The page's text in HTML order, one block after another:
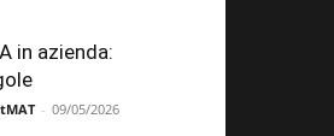
in azienda:
- 09/05/2026